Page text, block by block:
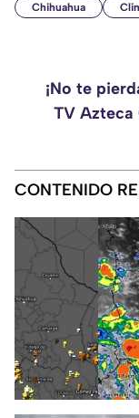
Chihuahua
¡No te
TV Azteca
CONTENIDO